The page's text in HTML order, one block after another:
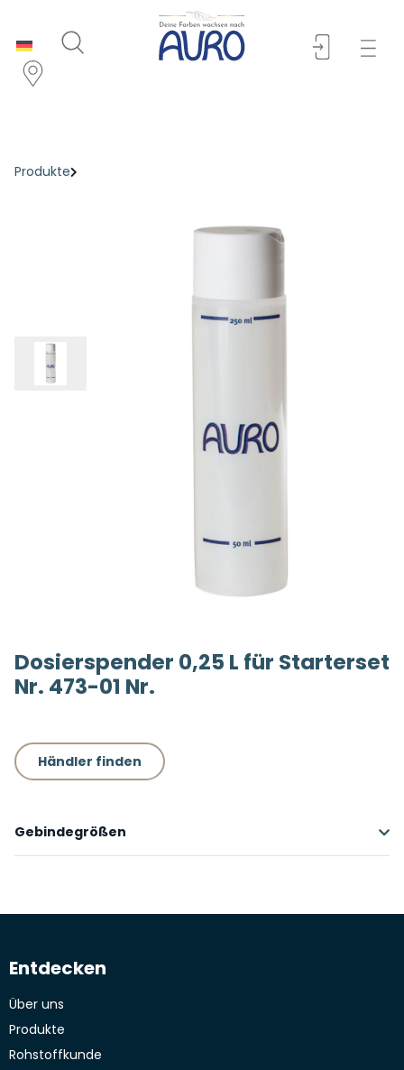
Produkte
Dosierspender 0,25 L für Starterset
Nr. 473-01 Nr.
Händler finden
Gebindegrößen
Entdecken
Über uns
Produkte
Rohstoffkunde